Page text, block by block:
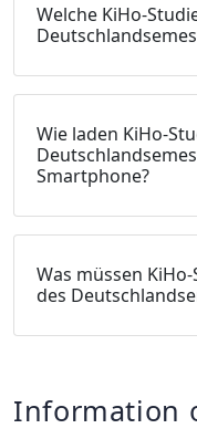
Welche KiHo-
Wie laden KiHo-
Smartphone?
Was müssen
des
Information